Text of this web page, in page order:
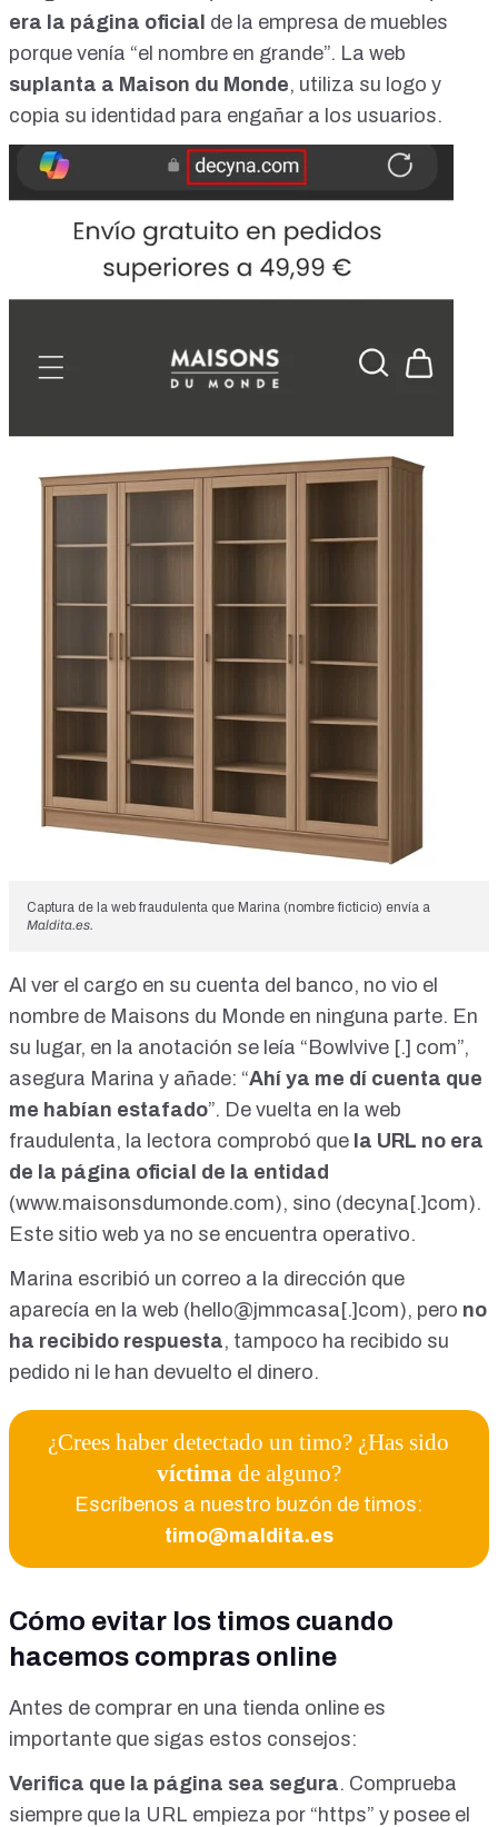
era la página oficial de la empresa de muebles
porque venía “el nombre en grande”. La web
suplanta a Maison du Monde, utiliza su logo y
copia su identidad para engañar a los usuarios.
Captura de la web fraudulenta que Marina (nombre ficticio) envía a
Maldita.es.
Al ver el cargo en su cuenta del banco, no vio el
nombre de Maisons du Monde en ninguna parte. En
su lugar, en la anotación se leía “Bowlvive [.] com”,
asegura Marina y añade: “Ahí ya me dí cuenta que
me habían estafado”. De vuelta en la web
fraudulenta, la lectora comprobó que la URL no era
de la página oficial de la entidad
(www.maisonsdumonde.com), sino (decyna[.]com).
Este sitio web ya no se encuentra operativo.
Marina escribió un correo a la dirección que
aparecía en la web (hello@jmmcasa[.]com), pero no
ha recibido respuesta, tampoco ha recibido su
pedido ni le han devuelto el dinero.
¿Crees haber detectado un timo? ¿Has sido
víctimade alguno?
Escríbenos a nuestro buzón de timos:
timo@maldita.es
Cómo evitar los timos cuando
hacemos compras online
Antes de comprar en una tienda online es
importante que sigas estos consejos:
Verifica que la página sea segura. Comprueba
siempre que la URL empieza por “https” y posee el